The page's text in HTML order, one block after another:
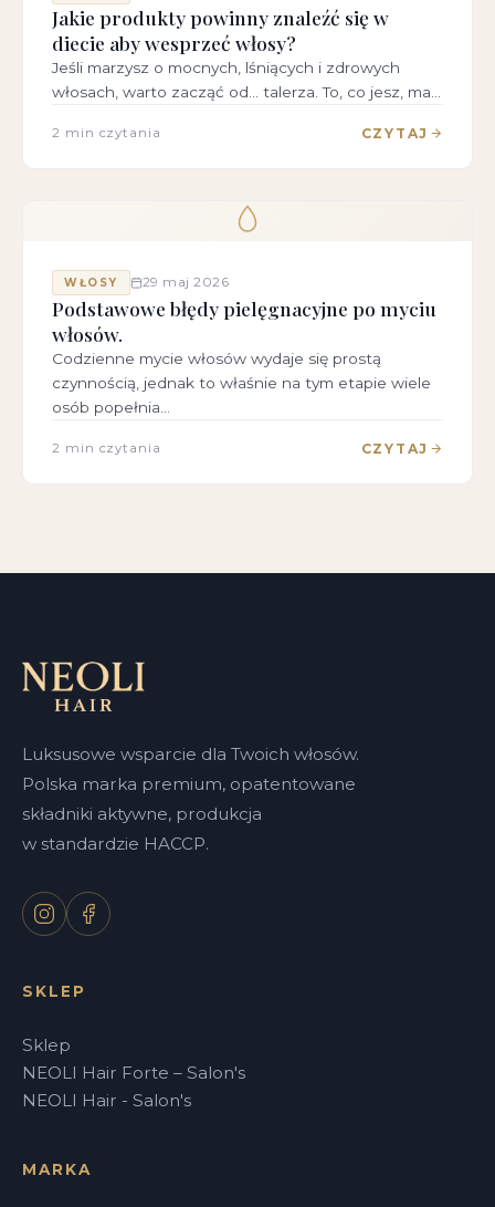
Jakie produkty powinny znaleźć się w
diecie aby wesprzeć włosy?
Jeśli marzysz o mocnych, lśniących i zdrowych
włosach, warto zacząć od… talerza. To, co jesz, ma…
2 min czytania CZYTAJ
WŁOSY 29 maj 2026
Podstawowe błędy pielęgnacyjne po myciu
włosów.
Codzienne mycie włosów wydaje się prostą
czynnością, jednak to właśnie na tym etapie wiele
osób popełnia…
2 min czytania CZYTAJ
Luksusowe wsparcie dla Twoich włosów.
Polska marka premium, opatentowane
składniki aktywne, produkcja
w standardzie HACCP.
SKLEP
Sklep
NEOLI Hair Forte – Salon's
NEOLI Hair - Salon's
MARKA